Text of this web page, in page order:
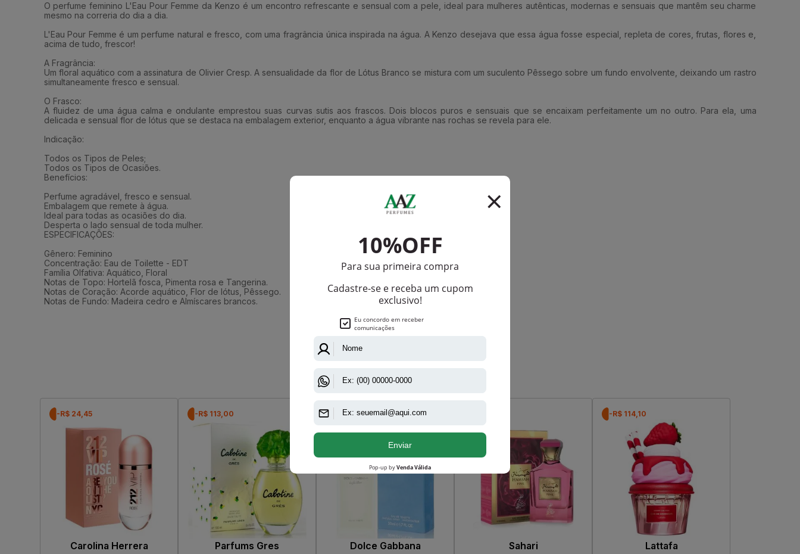
O perfume feminino L'Eau Pour Femme da Kenzo é um encontro refrescante e sensual com a pele, ideal para mulheres autênticas, modernas e sensuais que mantêm seu charme
mesmo na correria do dia a dia.
L'Eau Pour Femme é um perfume natural e fresco, com uma fragrância única inspirada na água. A Kenzo desejava que essa água fosse especial, repleta de cores, frutas, flores e,
acima de tudo, frescor!
A Fragrância:
Um floral aquático com a assinatura de Olivier Cresp. A sensualidade da flor de Lótus Branco se mistura com um suculento Pêssego sobre um fundo envolvente, deixando um rastro
simultaneamente fresco e sensual.
O Frasco:
A fluidez de uma água calma e ondulante emprestou suas curvas sutis aos frascos. Dois blocos puros e sensuais que se encaixam perfeitamente um no outro. Para ela, uma
delicada e sensual flor de lótus que se destaca na embalagem exterior, enquanto a água vibrante nas rochas se revela para ele.
Indicação:
Todos os Tipos de Peles;
Todos os Tipos de Ocasiões.
Benefícios:
Perfume agradável, fresco e sensual.
Embalagem que remete à água.
Ideal para todas as ocasiões do dia.
Desperta o lado sensual de toda mulher.
ESPECIFICAÇÕES:
Gênero: Feminino
Concentração: Eau de Toilette - EDT
Família Olfativa: Aquático, Floral
Notas de Topo: Hortelã fosca, Pimenta rosa e Tangerina.
Notas de Coração: Acorde aquático, Flor de lótus, Pêssego.
Notas de Fundo: Madeira cedro e Almíscares brancos.
Que viu, viu também
-R$ 24,45
Carolina Herrera
-R$ 113,00
Parfums Gres
-R$ 52,45
Dolce Gabbana Sahari
-R$ 114,10
Lattafa